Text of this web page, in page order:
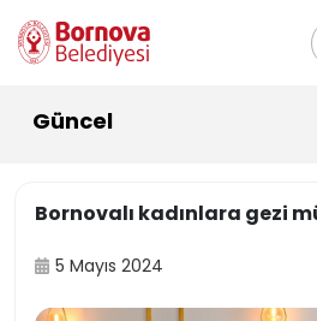
Güncel
Bornovalı kadınlara gezi
5 Mayıs 2024